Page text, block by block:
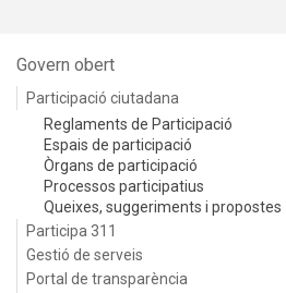
Govern obert
Participació ciutadana
Reglaments de Participació
Espais de participació
Òrgans de participació
Processos participatius
Queixes, suggeriments i propostes
Participa 311
Gestió de serveis
Portal de transparència